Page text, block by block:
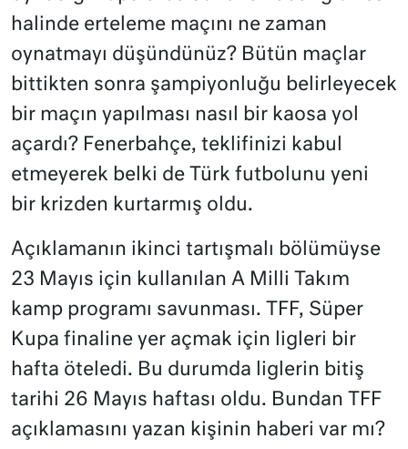
halinde erteleme maçını ne zaman
oynatmayı düşündünüz? Bütün maçlar
bittikten sonra şampiyonluğu belirleyecek
bir maçın yapılması nasıl bir kaosa yol
açardı? Fenerbahçe, teklifinizi kabul
etmeyerek belki de Türk futbolunu yeni
bir krizden kurtarmış oldu.
Açıklamanın ikinci tartışmalı bölümüyse
23 Mayıs için kullanılan A Milli Takım
kamp programı savunması. TFF, Süper
Kupa finaline yer açmak için ligleri bir
hafta öteledi. Bu durumda liglerin bitiş
tarihi 26 Mayıs haftası oldu. Bundan TFF
açıklamasını yazan kişinin haberi var mı?